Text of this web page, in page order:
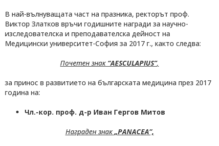
В най-вълнуващата част на празника, ректорът проф.
Виктор Златков връчи годишните награди за научно-
изследователска и преподавателска дейност на
Медицински университет-София за 2017 г., както следва:
Почетен знак “AESCULAPIUS”,
за принос в развитието на българската медицина през 2017
година на:
Чл.-кор. проф. д-р Иван Гергов Митов
Награден знак„PANACEA”,